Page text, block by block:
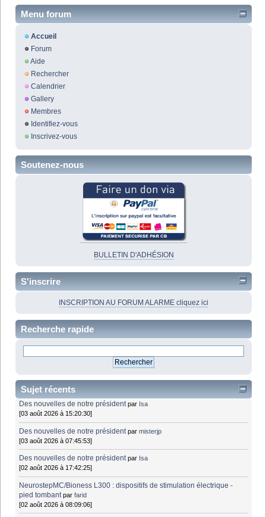
Menu forum
Accueil
Forum
Aide
Rechercher
Calendrier
Gallery
Membres
Identifiez-vous
Inscrivez-vous
Soutenez-nous
BULLETIN D'ADHÉSION
S'inscrire
INSCRIPTION AU FORUM ALARME cliquez ici
Recherche rapide
Sujet récents
Des nouvelles de notre président par Isa
[03 août 2026 à 15:20:30]
Des nouvelles de notre président parmisterjp
[03 août 2026 à 07:45:53]
Des nouvelles de notre président par Isa
[02 août 2026 à 17:42:25]
NeurostepMC/Bioness L300 : dispositifs de stimulation électrique -
pied tombant parfarid
[02 août 2026 à 08:09:06]